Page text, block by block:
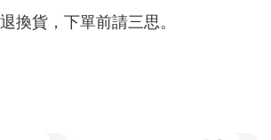
換貨，下單前請三思。